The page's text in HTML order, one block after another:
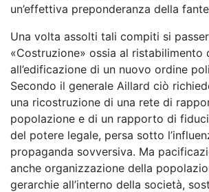
un’effettiva preponderanza della
Una volta assolti tali compiti si
«Costruzione» ossia al ristabilimento
all’edificazione di un nuovo ordine
Secondo il generale Aillard ciò
una ricostruzione di una rete di
popolazione e di un rapporto di
del potere legale, persa sotto
propaganda sovversiva. Ma
anche organizzazione della
gerarchie all’interno della società,